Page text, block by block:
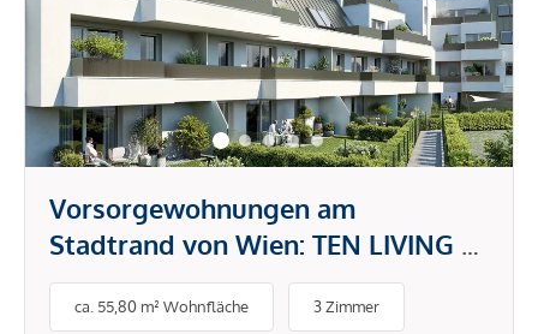
Vorsorgewohnungen am
Stadtrand von Wien: TEN LIVING –
Ihr Investment in modernes
Wohnen
ca. 55,80 m² Wohnfläche 3 Zimmer